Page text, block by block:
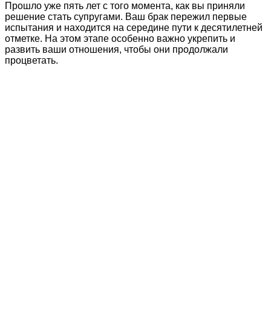
Прошло уже пять лет с того момента, как вы приняли
решение стать супругами. Ваш брак пережил первые
испытания и находится на середине пути к десятилетней
отметке. На этом этапе особенно важно укрепить и
развить ваши отношения, чтобы они продолжали
процветать.